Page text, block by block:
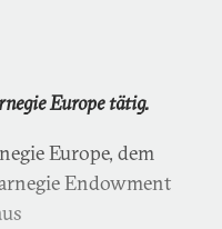
Europe tätig.
Europe, dem
Endowment